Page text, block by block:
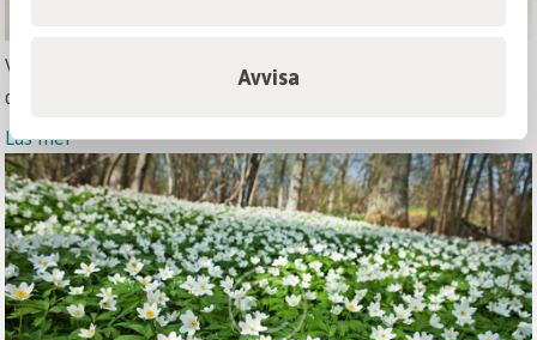
Avvisa
Varmt välkommen på luciafika och jullandgångden 13
december
Läs mer